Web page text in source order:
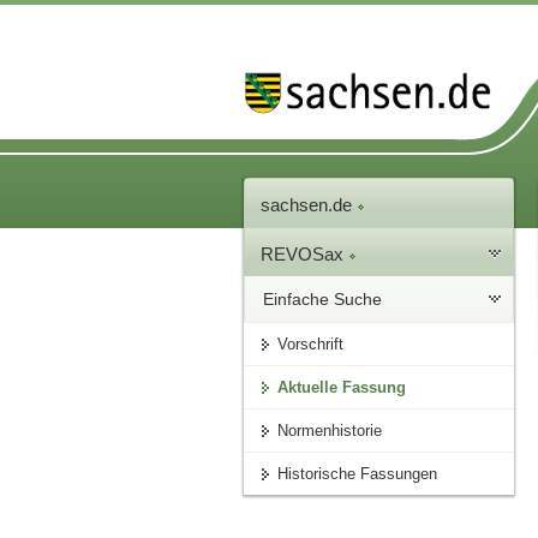
sachsen.de
REVOSax
Einfache Suche
Vorschrift
Aktuelle Fassung
Normenhistorie
Historische Fassungen